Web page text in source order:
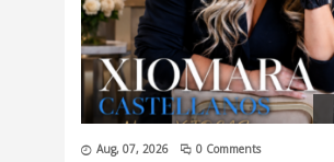
Aug, 07, 2026 0 Comments